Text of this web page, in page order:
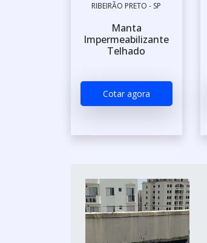
RIBEIRÃO PRETO - SP
Manta
Impermeabilizante
Telhado
Cotar agora